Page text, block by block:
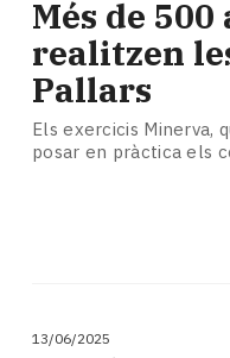
Més de
realitzen
Pallars
Els exercicis Minerva,
posar en pràctica els
13/06/2025